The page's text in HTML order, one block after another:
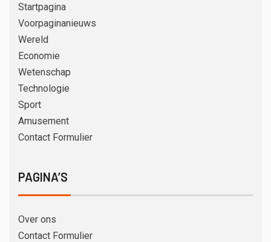
Startpagina
Voorpaginanieuws
Wereld
Economie
Wetenschap
Technologie
Sport
Amusement
Contact Formulier
PAGINA’S
Over ons
Contact Formulier